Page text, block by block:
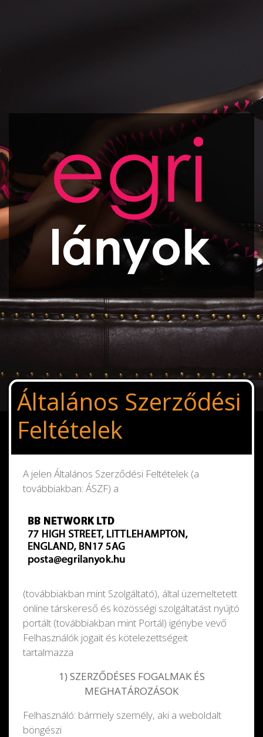
Általános Szerződési
Feltételek
A jelen Általános Szerződési Feltételek (a
továbbiakban: ÁSZF) a
(továbbiakban mint Szolgáltató), által üzemeltetett
online társkereső és közösségi szolgáltatást nyújtó
portált (továbbiakban mint Portál) igénybe vevő
Felhasználók jogait és kötelezettségeit
tartalmazza
1) SZERZŐDÉSES FOGALMAK ÉS
MEGHATÁROZÁSOK
Felhasználó: bármely személy, aki a weboldalt
böngészi